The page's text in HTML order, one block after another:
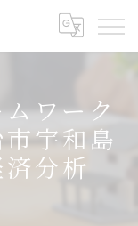
ワーク
宇和島
分析